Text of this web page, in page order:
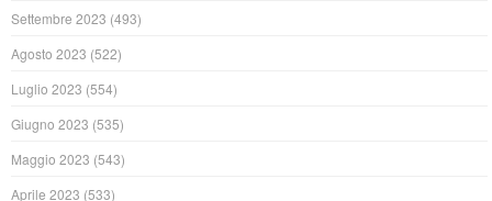
Settembre 2023 (493)
Agosto 2023 (522)
Luglio 2023 (554)
Giugno 2023 (535)
Maggio 2023 (543)
Aprile 2023 (533)